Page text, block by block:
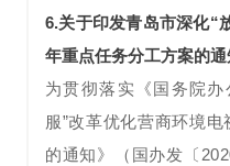
6.关于印发青岛市深化“
年重点任务分工方案的通
为贯彻落实《国务院
服”改革优化营商环境
的通知》（国办发〔